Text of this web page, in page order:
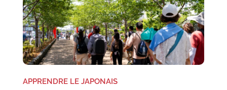
APPRENDRE LE JAPONAIS